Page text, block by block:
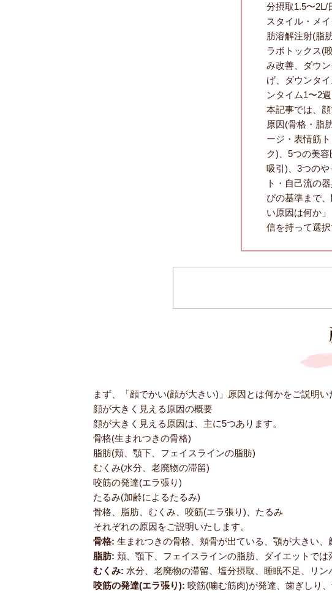
分摂取1.5〜2L/
スタイル・メ
肪溶解注射(脂
ラボトックス(
み改善、ダウ
げ、ダウンタ
ンタイム1〜2
本記事では、
原因(骨格・脂
ージ・表情筋
ク)、5つの美
吸引)、3つの
ト・自己流の
びの基準まで
い原因は何か
信を持って選
まず、「顔でかい(顔が大きい)」原因とは何かをご説明い
顔が大きく見える原因の概要
顔が大きく見える原因は、主に5つあります。
骨格(生まれつきの骨格)
脂肪(頬、顎下、フェイスラインの脂肪)
むくみ(水分、老廃物の滞留)
咬筋の発達(エラ張り)
たるみ(加齢によるたるみ)
骨格、脂肪、むくみ、咬筋(エラ張り)、たるみ
それぞれの原因をご説明いたします。
骨格: 生まれつきの骨格、頬骨が出ている、顎が大きい、
脂肪: 頬、顎下、フェイスラインの脂肪、ダイエットでは
むくみ: 水分、老廃物の滞留、塩分摂取、睡眠不足、リン
咬筋の発達(エラ張り): 咬筋(噛む筋肉)が発達、歯ぎしり